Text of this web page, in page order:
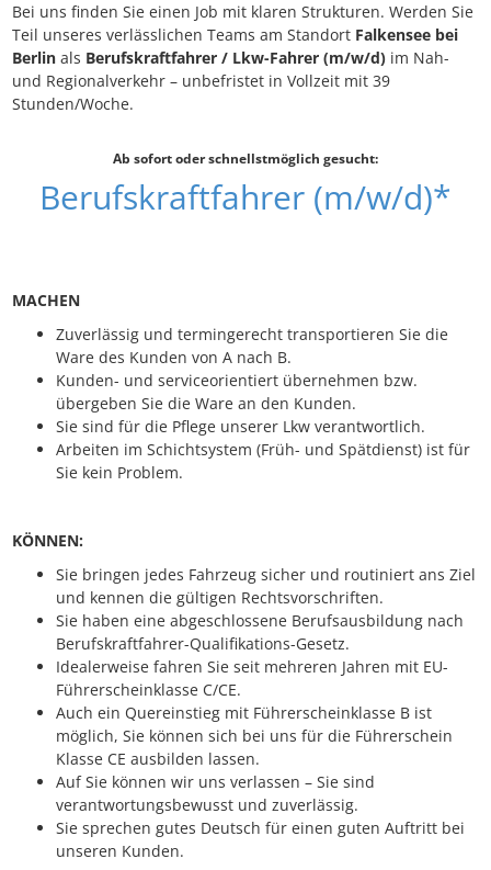
Bei uns finden Sie einen Job mit klaren Strukturen. Werden Sie
Teil unseres verlässlichen Teams am Standort Falkensee bei
Berlin als Berufskraftfahrer / Lkw-Fahrer (m/w/d) im Nah-
und Regionalverkehr – unbefristet in Vollzeit mit 39
Stunden/Woche.
Ab sofort oder schnellstmöglich gesucht:
Berufskraftfahrer (m/w/d)*
MACHEN
Zuverlässig und termingerecht transportieren Sie die
Ware des Kunden von A nach B.
Kunden- und serviceorientiert übernehmen bzw.
übergeben Sie die Ware an den Kunden.
Sie sind für die Pflege unserer Lkw verantwortlich.
Arbeiten im Schichtsystem (Früh- und Spätdienst) ist für
Sie kein Problem.
KÖNNEN:
Sie bringen jedes Fahrzeug sicher und routiniert ans Ziel
und kennen die gültigen Rechtsvorschriften.
Sie haben eine abgeschlossene Berufsausbildung nach
Berufskraftfahrer-Qualifikations-Gesetz.
Idealerweise fahren Sie seit mehreren Jahren mit EU-
Führerscheinklasse C/CE.
Auch ein Quereinstieg mit Führerscheinklasse B ist
möglich, Sie können sich bei uns für die Führerschein
Klasse CE ausbilden lassen.
Auf Sie können wir uns verlassen – Sie sind
verantwortungsbewusst und zuverlässig.
Sie sprechen gutes Deutsch für einen guten Auftritt bei
unseren Kunden.